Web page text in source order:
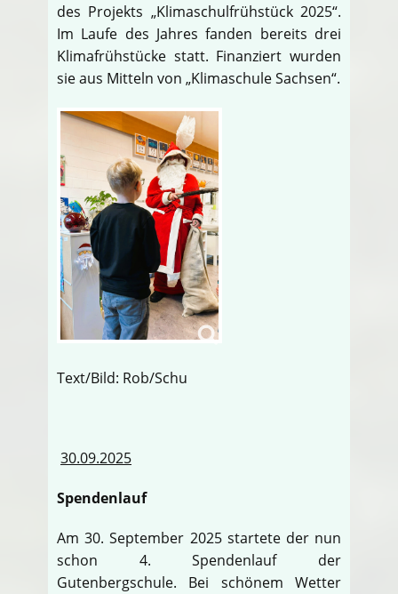
des Projekts „Klimaschulfrühstück 2025“.
Im Laufe des Jahres fanden bereits drei
Klimafrühstücke statt. Finanziert wurden
sie aus Mitteln von „Klimaschule Sachsen“.
Text/Bild: Rob/Schu
30.09.2025
Spendenlauf
Am 30. September 2025 startete der nun
schon 4. Spendenlauf der
Gutenbergschule. Bei schönem Wetter